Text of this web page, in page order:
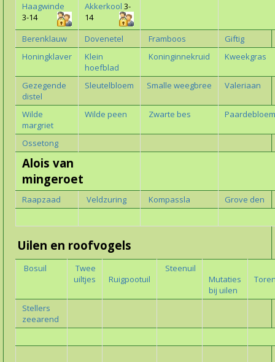
Haagwinde
3-14
Akkerkool 3-
14
Berenklauw
Dovenetel Framboos
Giftig
Honingklaver
Klein
hoefblad
Koninginnekruid Kweekgras
Gezegende
distel
Sleutelbloem Smalle weegbree Valeriaan
Wilde
margriet
Wilde peen Zwarte bes Paardebloem
Ossetong
Alois van
mingeroet
Raapzaad Veldzuring Kompassla Grove den
Uilen en roofvogels
Bosuil
Twee
uiltjes
Ruigpootuil
Steenuil
Mutaties
bij uilen
Stellers
zeearend